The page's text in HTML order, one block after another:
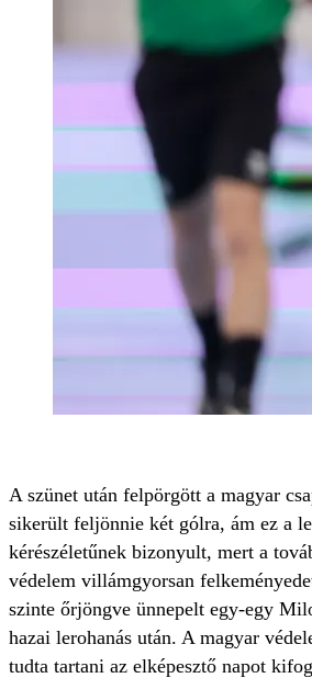
A szünet után felpörgött a magyar
sikerült feljönnie két gólra, ám ez a
kérészéletűnek bizonyult, mert a
védelem villámgyorsan
szinte őrjöngve ünnepelt egy-egy
hazai lerohanás után. A magyar
tudta tartani az elképesztő napot